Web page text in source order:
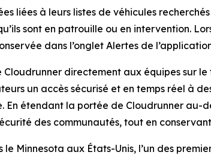
liées à leurs listes de véhicules
sont en patrouille ou en intervention.
dans l’onglet Alertes de
directement aux équipes sur le
un accès sécurisé et en temps réel à
En étendant la portée de Cloudrunner au-
des communautés, tout en
Minnesota aux États-Unis, l’un des